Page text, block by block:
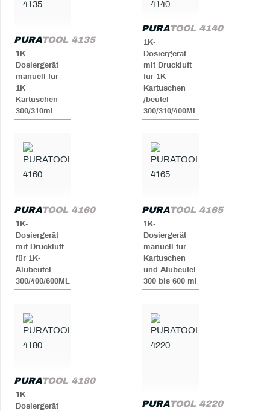
PURATOOL 4135
1K-
Dosiergerät
manuell für
1K
Kartuschen
300/310ml
PURATOOL 4140
1K-
Dosiergerät
mit Druckluft
für 1K-
Kartuschen
/beutel
300/310/400ML
PURATOOL 4160
1K-
Dosiergerät
mit Druckluft
für 1K-
Alubeutel
300/400/600ML
PURATOOL 4165
1K-
Dosiergerät
manuell für
Kartuschen
und Alubeutel
300 bis 600 ml
PURATOOL 4180
1K-
Dosiergerät
PURATOOL 4220